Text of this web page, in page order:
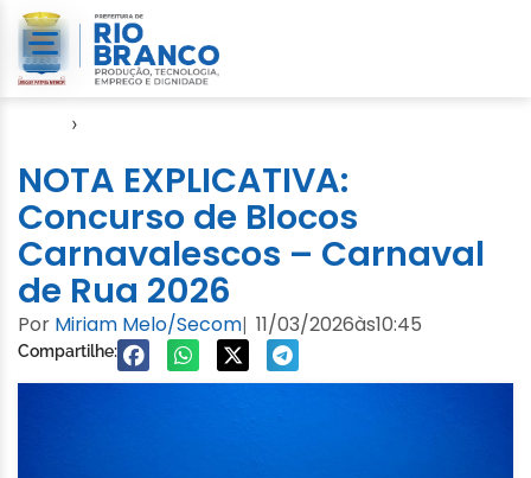
›
NOTA EXPLICATIVA:
Concurso de Blocos
Carnavalescos – Carnaval
de Rua 2026
Por Miriam Melo/Secom| 11/03/2026às10:45
Compartilhe: